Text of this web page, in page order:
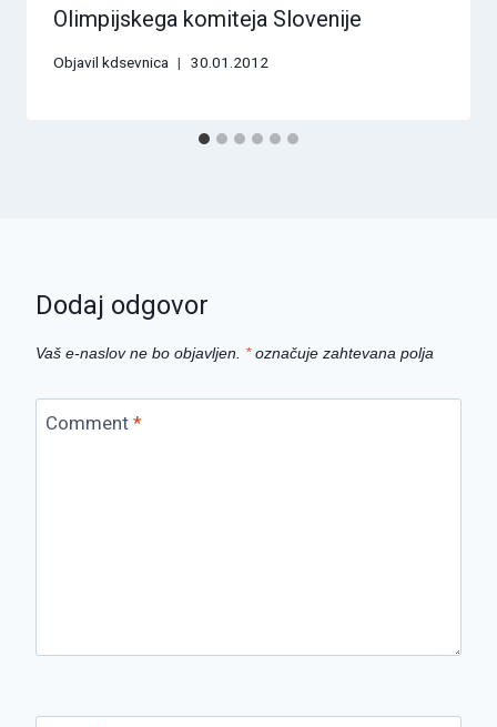
Olimpijskega komiteja Slovenije
Objavil kdsevnica 30.01.2012
Dodaj odgovor
Vaš e-naslov ne bo objavljen. *označuje zahtevana polja
Comment *